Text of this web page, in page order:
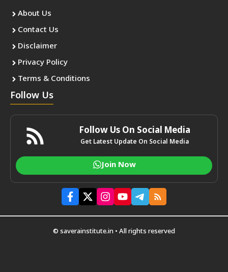
About Us
Contact Us
Disclaimer
Privacy Policy
Terms & Conditions
Follow Us
Follow Us On Social Media
Get Latest Update On Social Media
Join Now
© saverainstitute.in • All rights reserved